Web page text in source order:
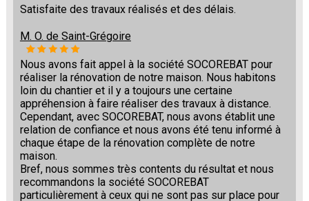
Satisfaite des travaux réalisés et des délais.
M. O. de Saint-Grégoire
Nous avons fait appel à la société SOCOREBAT pour
réaliser la rénovation de notre maison. Nous habitons
loin du chantier et il y a toujours une certaine
appréhension à faire réaliser des travaux à distance.
Cependant, avec SOCOREBAT, nous avons établit une
relation de confiance et nous avons été tenu informé à
chaque étape de la rénovation complète de notre
maison.
Bref, nous sommes très contents du résultat et nous
recommandons la société SOCOREBAT
particulièrement à ceux qui ne sont pas sur place pour